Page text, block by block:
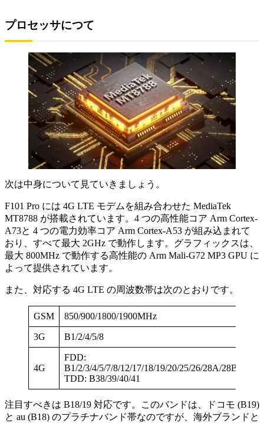
プロセッサにつて
次は中身について見ていきましょう。
F101 Pro には 4G LTE モデムを組み合わせた MediaTek
MT8788 が搭載されています。4 つの高性能コア Arm Cortex-
A73と 4 つの電力効率コア Arm Cortex-A53 が組み込まれて
おり、すべて最大 2GHz で動作します。グラフィックスは、
最大 800MHz で動作する高性能の Arm Mali-G72 MP3 GPU に
よって提供されています。
また、対応する 4G LTE の周波数帯は次のとおりです。
GSM 850/900/1800/1900MHz
3G B1/2/4/5/8
4G
FDD:
B1/2/3/4/5/7/8/12/17/18/19/20/25/26/28A/28B/66
TDD: B38/39/40/41
注目すべきは B18/19 対応です。このバンドは、ドコモ (B19)
と au (B18) のプラチナバンド帯なのですが、海外ブランドと